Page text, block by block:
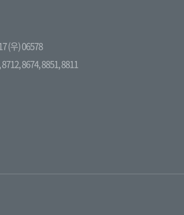
(우) 06578
8712,8674,8851,8811